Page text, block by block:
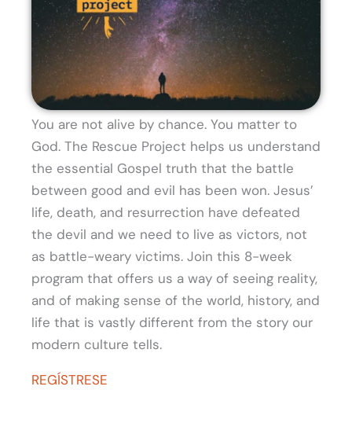
You are not alive by chance. You matter to
God. The Rescue Project helps us understand
the essential Gospel truth that the battle
between good and evil has been won. Jesus’
life, death, and resurrection have defeated
the devil and we need to live as victors, not
as battle-weary victims. Join this 8-week
program that offers us a way of seeing reality,
and of making sense of the world, history, and
life that is vastly different from the story our
modern culture tells.
REGÍSTRESE